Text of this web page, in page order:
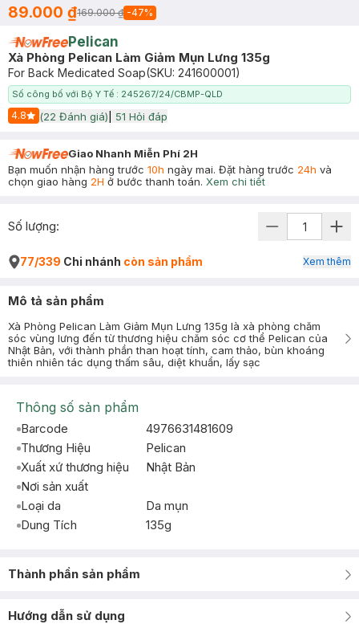
89.000 ₫169.000 ₫ -47%
Pelican
Xà Phòng Pelican Làm Giảm Mụn Lưng 135g
For Back Medicated Soap(SKU: 241600001)
Số công bố với Bộ Y Tế : 245267/24/CBMP-QLD
4.8
Start Icon
(22 Đánh giá) 51 Hỏi đáp
Giao Nhanh Miễn Phí 2H
Bạn muốn nhận hàng trước 10h ngày mai. Đặt hàng trước 24h và
chọn giao hàng 2H ở bước thanh toán. Xem chi tiết
Số lượng:
77/339 Chi nhánh còn sản phẩm Xem thêm
Mô tả sản phẩm
Xà Phòng Pelican Làm Giảm Mụn Lưng 135g là xà phòng chăm
sóc vùng lưng đến từ thương hiệu chăm sóc cơ thể Pelican của
Nhật Bản, với thành phần than hoạt tính, cam thảo, bùn khoáng
thiên nhiên tác dụng thấm sâu, diệt khuẩn, lấy sạc
Thông số sản phẩm
Barcode
4976631481609
Thương Hiệu
Pelican
Xuất xứ thương hiệu
Nhật Bản
Nơi sản xuất
Loại da
Da mụn
Dung Tích
135g
Thành phần sản phẩm
Hướng dẫn sử dụng